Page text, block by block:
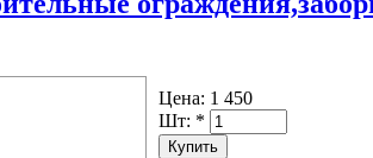
Цена: 1 450
Шт: *